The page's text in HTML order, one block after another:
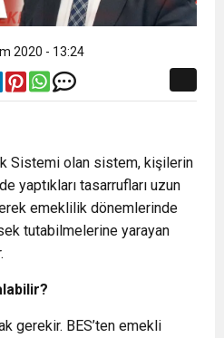
2020 - 13:24
Sistemi olan sistem, kişilerin
yaptıkları tasarrufları uzun
emeklilik dönemlerinde
tutabilmelerine yarayan
gerekir. BES’ten emekli